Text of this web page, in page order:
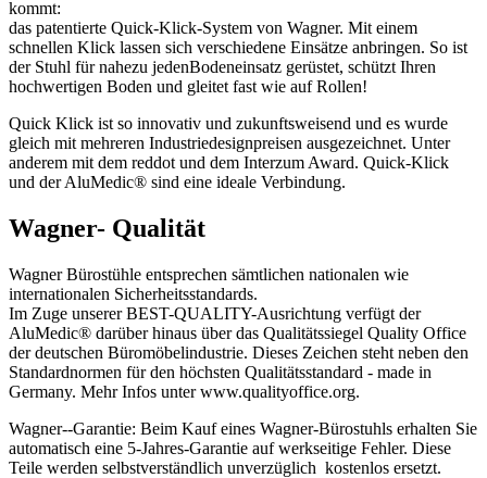
kommt:
das patentierte Quick-Klick-System von Wagner. Mit einem
schnellen Klick lassen sich verschiedene Einsätze anbringen. So ist
der Stuhl für nahezu jedenBodeneinsatz gerüstet, schützt Ihren
hochwertigen Boden und gleitet fast wie auf Rollen!
Quick Klick ist so innovativ und zukunftsweisend und es wurde
gleich mit mehreren Industriedesignpreisen ausgezeichnet. Unter
anderem mit dem reddot und dem Interzum Award. Quick-Klick
und der AluMedic® sind eine ideale Verbindung.
Wagner- Qualität
Wagner Bürostühle entsprechen sämtlichen nationalen wie
internationalen Sicherheitsstandards.
Im Zuge unserer BEST-QUALITY-Ausrichtung verfügt der
AluMedic® darüber hinaus über das Qualitätssiegel Quality Office
der deutschen Büromöbelindustrie. Dieses Zeichen steht neben den
Standardnormen für den höchsten Qualitätsstandard - made in
Germany. Mehr Infos unter www.qualityoffice.org.
Wagner--Garantie: Beim Kauf eines Wagner-Bürostuhls erhalten Sie
automatisch eine 5-Jahres-Garantie auf werkseitige Fehler. Diese
Teile werden selbstverständlich unverzüglich kostenlos ersetzt.